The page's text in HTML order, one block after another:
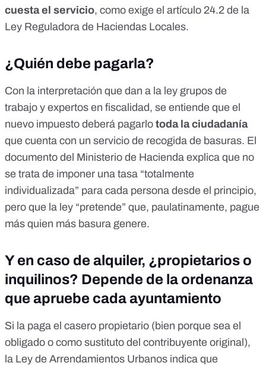
cuesta el servicio, como exige el artículo 24.2 de la
Ley Reguladora de Haciendas Locales.
¿Quién debe pagarla?
Con la interpretación que dan a la ley grupos de
trabajo y expertos en fiscalidad, se entiende que el
nuevo impuesto deberá pagarlo toda la ciudadanía
que cuenta con un servicio de recogida de basuras. El
documento del Ministerio de Hacienda explica que no
se trata de imponer una tasa “totalmente
individualizada” para cada persona desde el principio,
pero que la ley “pretende” que, paulatinamente, pague
más quien más basura genere.
Y en caso de alquiler, ¿propietarios o
inquilinos? Depende de la ordenanza
que apruebe cada ayuntamiento
Si la paga el casero propietario (bien porque sea el
obligado o como sustituto del contribuyente original),
la Ley de Arrendamientos Urbanos indica que